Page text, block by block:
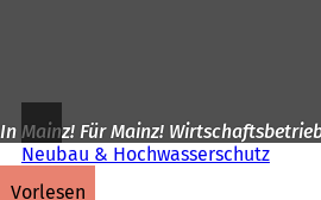
In Mainz! Für Mainz!
Neubau & Hochwasserschutz
vorlesen